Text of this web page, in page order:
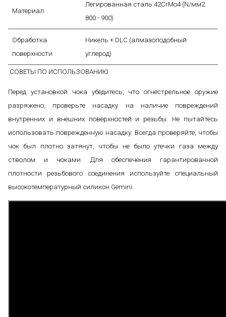
Материал
Легированная сталь 42CrMo4 (N/мм2
800 - 900)
Обработка
поверхности
Никель + DLC (алмазоподобный
углерод)
СОВЕТЫ ПО ИСПОЛЬЗОВАНИЮ
Перед установкой чока убедитесь, что огнестрельное оружие
разряжено, проверьте насадку на наличие повреждений
внутренних и внешних поверхностей и резьбы. Не пытайтесь
использовать поврежденную насадку. Всегда проверяйте, чтобы
чок был плотно затянут, чтобы не было утечки газа между
стволом и чоками. Для обеспечения гарантированной
плотности резьбового соединения используйте специальный
высокотемпературный силикон Gemini.